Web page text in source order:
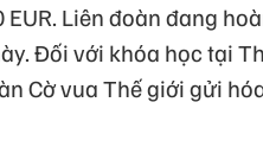
Liên đoàn đang
Đối với khóa học tại
Cờ vua Thế giới gửi